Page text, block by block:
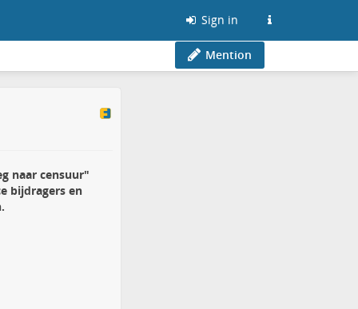
Sign in
Mention
naar censuur"
bijdragers en